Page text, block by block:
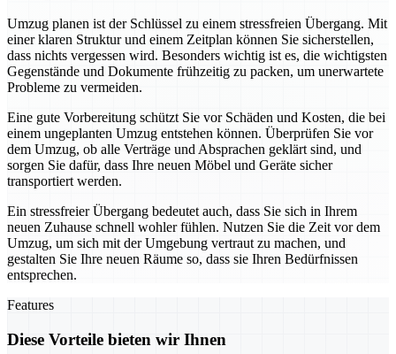
Umzug planen ist der Schlüssel zu einem stressfreien Übergang. Mit
einer klaren Struktur und einem Zeitplan können Sie sicherstellen,
dass nichts vergessen wird. Besonders wichtig ist es, die wichtigsten
Gegenstände und Dokumente frühzeitig zu packen, um unerwartete
Probleme zu vermeiden.
Eine gute Vorbereitung schützt Sie vor Schäden und Kosten, die bei
einem ungeplanten Umzug entstehen können. Überprüfen Sie vor
dem Umzug, ob alle Verträge und Absprachen geklärt sind, und
sorgen Sie dafür, dass Ihre neuen Möbel und Geräte sicher
transportiert werden.
Ein stressfreier Übergang bedeutet auch, dass Sie sich in Ihrem
neuen Zuhause schnell wohler fühlen. Nutzen Sie die Zeit vor dem
Umzug, um sich mit der Umgebung vertraut zu machen, und
gestalten Sie Ihre neuen Räume so, dass sie Ihren Bedürfnissen
entsprechen.
Features
Diese Vorteile bieten wir Ihnen